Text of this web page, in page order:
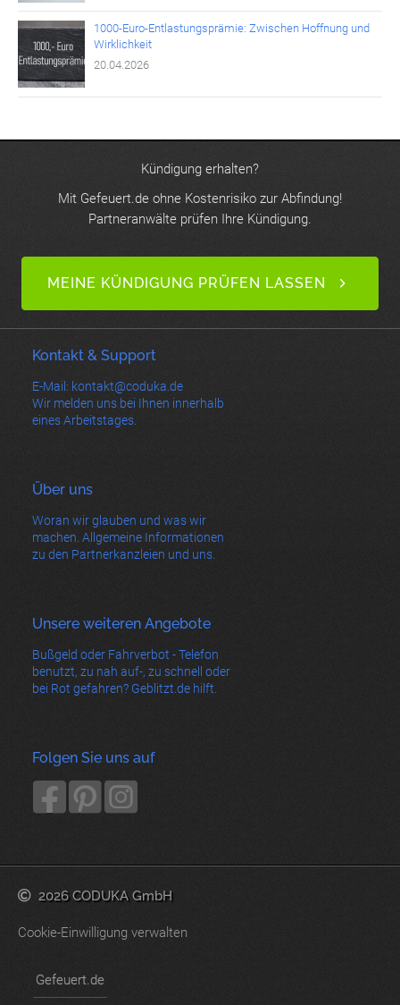
1000-Euro-Entlastungsprämie: Zwischen Hoffnung und
Wirklichkeit
20.04.2026
Kündigung erhalten?
Mit Gefeuert.de ohne Kostenrisiko zur Abfindung!
Partneranwälte prüfen Ihre Kündigung.
MEINE KÜNDIGUNG PRÜFEN LASSEN
Kontakt & Support
E-Mail: kontakt@coduka.de
Wir melden uns bei Ihnen innerhalb
eines Arbeitstages.
Über uns
Woran wir glauben und was wir
machen. Allgemeine Informationen
zu den Partnerkanzleien und uns.
Unsere weiteren Angebote
Bußgeld oder Fahrverbot - Telefon
benutzt, zu nah auf-, zu schnell oder
bei Rot gefahren? Geblitzt.de hilft.
Folgen Sie uns auf
2026 CODUKA GmbH
Cookie-Einwilligung verwalten
Gefeuert.de